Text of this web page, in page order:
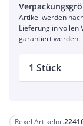
Rexel Artikelnr.
Artikel werden
Lieferung in vollen
garantiert werden.
1 Stück